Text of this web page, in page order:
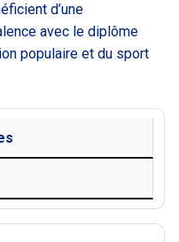
d’une
avec le diplôme
populaire et du sport